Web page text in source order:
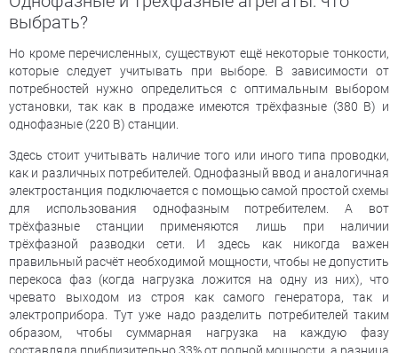
выбрать?
Но кроме перечисленных, существуют ещё некоторые тонкости,
которые следует учитывать при выборе. В зависимости от
потребностей нужно определиться с оптимальным выбором
установки, так как в продаже имеются трёхфазные (380 В) и
однофазные (220 В) станции.
Здесь стоит учитывать наличие того или иного типа проводки,
как и различных потребителей. Однофазный ввод и аналогичная
электростанция подключается с помощью самой простой схемы
для использования однофазным потребителем. А вот
трёхфазные станции применяются лишь при наличии
трёхфазной разводки сети. И здесь как никогда важен
правильный расчёт необходимой мощности, чтобы не допустить
перекоса фаз (когда нагрузка ложится на одну из них), что
чревато выходом из строя как самого генератора, так и
электроприбора. Тут уже надо разделить потребителей таким
образом, чтобы суммарная нагрузка на каждую фазу
составляла приблизительно 33% от полной мощности, а разница